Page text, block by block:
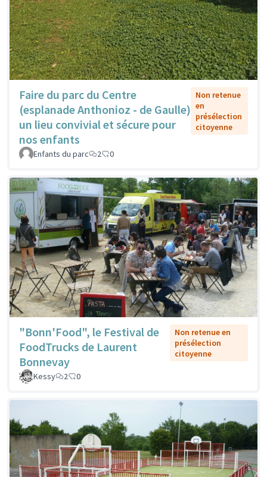
Faire du parc du Centre
(esplanade Anthonioz - de Gaulle)
un lieu convivial et sécure pour
nos enfants
Non retenue
en
présélection
citoyenne
Enfants du parc 2 0
"Bonn'Food", le Festival de
FoodTrucks de Laurent
Bonnevay
Non retenue en
présélection
citoyenne
Kessy 2 0